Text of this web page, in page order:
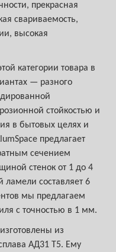
прекрасная
свариваемость,
высокая
категории товара в
— разного
стойкостью и
в бытовых целях и
предлагает
сечением
стенок от 1 до 4
составляет 6
мы предлагаем
с точностью в 1 мм.
из
АД31 Т5. Ему